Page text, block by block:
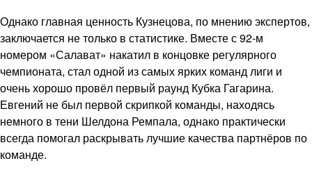
Однако главная ценность Кузнецова, по мнению экспертов,
заключается не только в статистике. Вместе с 92-м
номером «Салават» накатил в концовке регулярного
чемпионата, стал одной из самых ярких команд лиги и
очень хорошо провёл первый раунд Кубка Гагарина.
Евгений не был первой скрипкой команды, находясь
немного в тени Шелдона Ремпала, однако практически
всегда помогал раскрывать лучшие качества партнёров по
команде.